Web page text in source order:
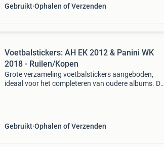
Gebruikt Ophalen of Verzenden
Voetbalstickers: AH EK 2012 & Panini WK
2018 - Ruilen/Kopen
Grote verzameling voetbalstickers aangeboden,
ideaal voor het completeren van oudere albums. De
Gebruikt Ophalen of Verzenden